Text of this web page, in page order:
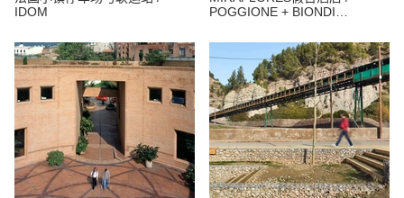
IDOM
POGGIONE + BIONDI